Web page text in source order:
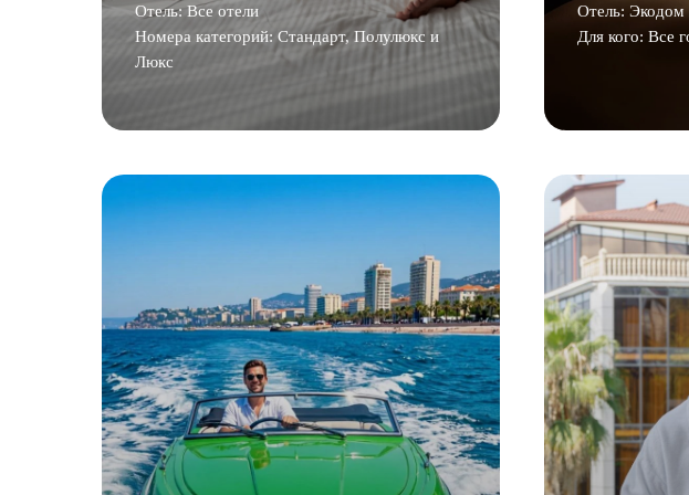
Отель: Все отели
Номера категорий: Стандарт, Полулюкс и
Люкс
Отель:
Для кого: Все